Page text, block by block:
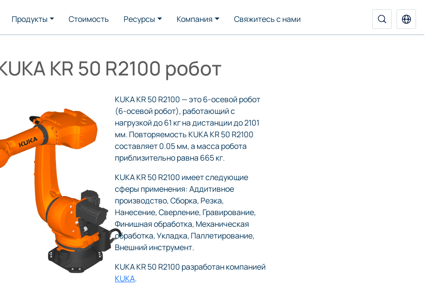
Продукты Стоимость Ресурсы Компания Свяжитесь с нами
KR 50 R2100 робот
KUKA KR 50 R2100 — это 6-осевой робот
(6-осевой робот), работающий с
нагрузкой до 61 кг на дистанции до 2101
мм. Повторяемость KUKA KR 50 R2100
составляет 0.05 мм, а масса робота
приблизительно равна 665 кг.
KUKA KR 50 R2100 имеет следующие
сферы применения: Аддитивное
производство, Сборка, Резка,
Нанесение, Сверление, Гравирование,
Финишная обработка, Механическая
обработка, Укладка, Паллетирование,
Внешний инструмент.
KUKA KR 50 R2100 разработан компанией
KUKA.